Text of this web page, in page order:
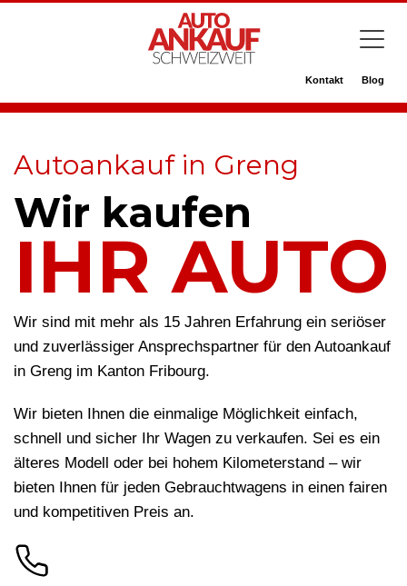
Kontakt Blog
Autoankauf in Greng
Wir kaufen
IHR AUTO
Wir sind mit mehr als 15 Jahren Erfahrung ein seriöser
und zuverlässiger Ansprechspartner für den Autoankauf
in Greng im Kanton Fribourg.
Wir bieten Ihnen die einmalige Möglichkeit einfach,
schnell und sicher Ihr Wagen zu verkaufen. Sei es ein
älteres Modell oder bei hohem Kilometerstand – wir
bieten Ihnen für jeden Gebrauchtwagens in einen fairen
und kompetitiven Preis an.